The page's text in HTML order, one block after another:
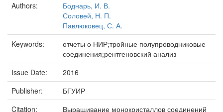
Authors:
Боднарь, И. В.
Соловей, Н. П.
Павлюковец, С. А.
Keywords:
отчеты о НИР;тройные полупроводниковые
соединения;рентгеновский анализ
Issue Date:
2016
Publisher:
БГУИР
Citation:
Выращивание монокристаллов соединений